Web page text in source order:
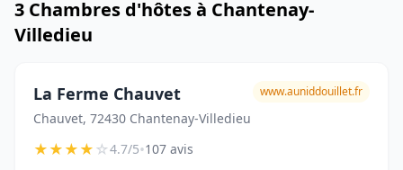
3 Chambres d'hôtes à Chantenay-
Villedieu
La Ferme Chauvet
Chauvet, 72430 Chantenay-Villedieu
www.auniddouillet.fr
★★★★☆4.7/5•107 avis